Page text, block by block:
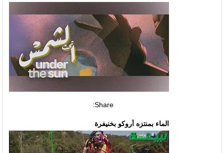
Share:
الماء بمنتزه أروكو بخنيفرة